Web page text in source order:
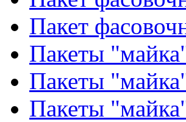
Пакет
Пакеты
Пакеты
Пакеты